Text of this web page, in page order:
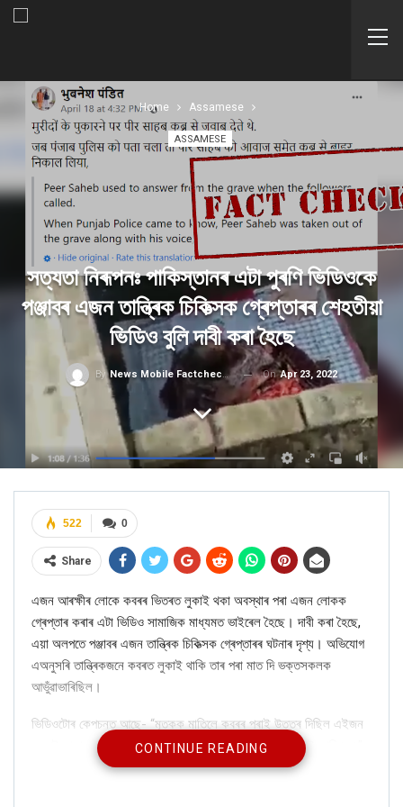
Home Assamese
ASSAMESE
সত্যতা নিৰূপনঃ পাকিস্তানৰ এটা পুৰণি ভিডিওকে
পঞ্জাবৰ এজন তান্ত্ৰিক চিকিত্সক গ্ৰেপ্তাৰৰ শেহতীয়া
ভিডিও বুলি দাবী কৰা হৈছে
By News Mobile Factcheck Bureau OnApr 23, 2022
0
522
Share
এজন আৰক্ষীৰ লোকে কবৰৰ ভিতৰত লুকাই থকা অবস্থাৰ পৰা এজন লোকক
গ্ৰেপ্তাৰ কৰাৰ এটা ভিডিও সামাজিক মাধ্যমত ভাইৰেল হৈছে। দাবী কৰা হৈছে,
এয়া অলপতে পঞ্জাবৰ এজন তান্ত্ৰিক চিকিত্সক গ্ৰেপ্তাৰৰ ঘটনাৰ দৃশ্য। অভিযোগ
এঅনুসৰি তান্ত্ৰিকজনে কবৰত লুকাই থাকি তাৰ পৰা মাত দি ভক্তসকলক
আভুঁৱাভাৰিছিল।
ভিডিওটোৰ কেপচনত আছে- “মৃতকক মাতিলে কবৰৰ পৰাই উত্তৰ দিছিল এইজন
ভণ্ডই, পঞ্জাব আৰক্ষীয়ে কথাটো জানিব পাৰি কবৰৰ পৰা টানি উলিয়াই আনিলে।”
CONTINUE READING